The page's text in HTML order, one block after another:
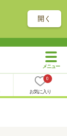
開く
0
お気に入り